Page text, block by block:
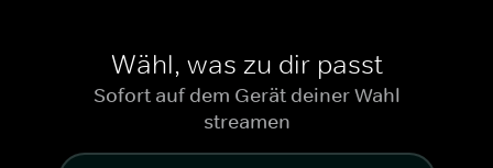
Wähl, was zu dir passt
Sofort auf dem Gerät deiner Wahl
streamen